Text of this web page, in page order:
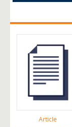
Article